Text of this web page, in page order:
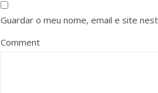
Guardar o meu nome, email e site
Comment